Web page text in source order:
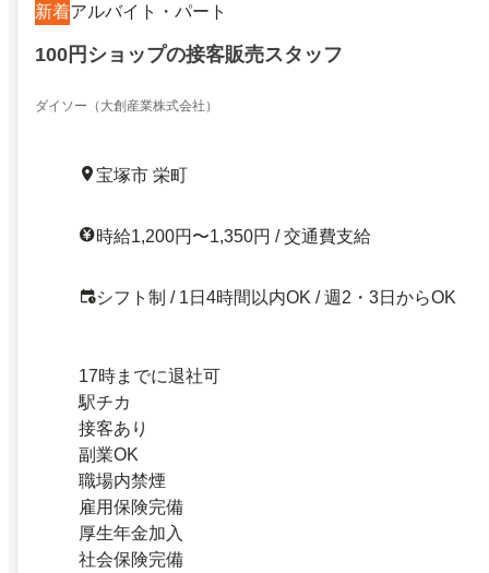
新着アルバイト・パート
100円ショップの接客販売スタッフ
ダイソー（大創産業株式会社）
宝塚市 栄町
時給1,200円〜1,350円 / 交通費支給
シフト制 / 1日4時間以内OK / 週2・3日からOK
17時までに退社可
駅チカ
接客あり
副業OK
職場内禁煙
雇用保険完備
厚生年金加入
社会保険完備